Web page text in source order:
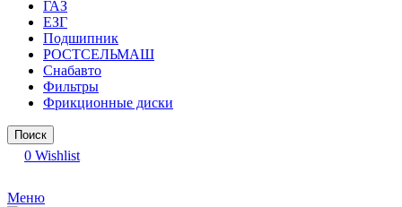
ГАЗ
ЕЗГ
Подшипник
РОСТСЕЛЬМАШ
Снабавто
Фильтры
Фрикционные диски
Поиск
0 Wishlist
Меню